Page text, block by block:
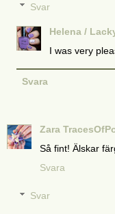
Svar
Helena /
I was very
Svara
Zara
Så fint! Älskar
Svara
Svar